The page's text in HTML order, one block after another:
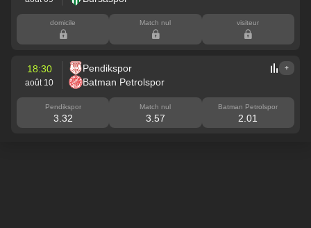
domicile Match nul visiteur
18:30
août 10
Pendikspor
Batman Petrolspor
+
Pendikspor
3.32
Match nul
3.57
Batman Petrolspor
2.01